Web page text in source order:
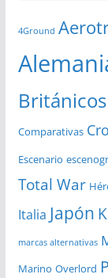
v
s
4Ground
Británicos
Comparativas
Escenario
Total War
Italia Japón
marcas alternativas
Marino Overlord